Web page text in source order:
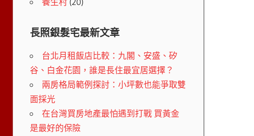
長照銀髮宅最新文章
台北月租飯店比較：九閣、安盛、矽
谷、白金花園，誰是長住最宜居選擇？
兩房格局範例探討：小坪數也能爭取雙
面採光
在台灣買房地產最怕遇到打戰 買黃金
是最好的保險